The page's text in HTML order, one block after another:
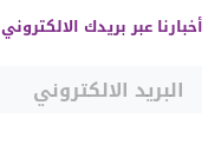
أخبارنا عبر بريدك الالكتروني